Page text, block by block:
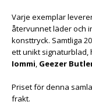
Varje exemplar
återvunnet läder och
konsttryck. Samtliga
ett unikt signaturblad,
Iommi, Geezer
Priset för denna
frakt.